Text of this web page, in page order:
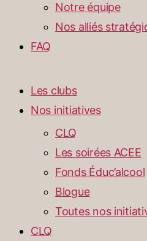
Notre équipe
Nos alliés
FAQ
Les clubs
Nos initiatives
CLQ
Les soirées ACEE
Fonds Éduc’alcool
Blogue
Toutes nos
CLQ